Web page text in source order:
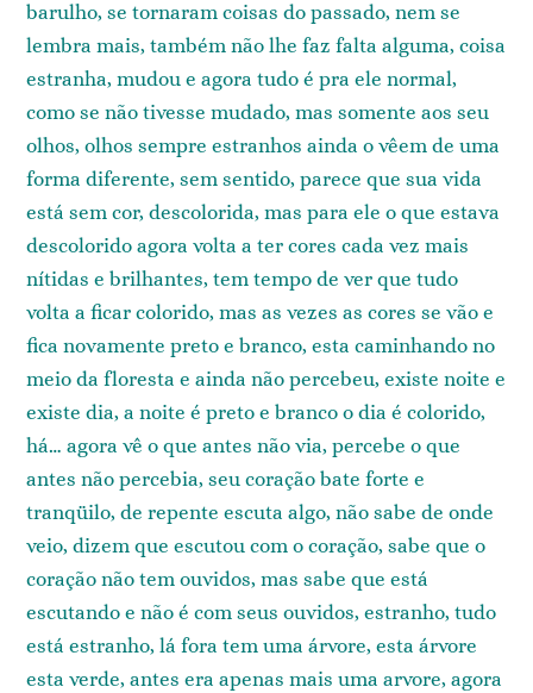
barulho, se tornaram coisas do passado, nem se
lembra mais, também não lhe faz falta alguma, coisa
estranha, mudou e agora tudo é pra ele normal,
como se não tivesse mudado, mas somente aos seu
olhos, olhos sempre estranhos ainda o vêem de uma
forma diferente, sem sentido, parece que sua vida
está sem cor, descolorida, mas para ele o que estava
descolorido agora volta a ter cores cada vez mais
nítidas e brilhantes, tem tempo de ver que tudo
volta a ficar colorido, mas as vezes as cores se vão e
fica novamente preto e branco, esta caminhando no
meio da floresta e ainda não percebeu, existe noite e
existe dia, a noite é preto e branco o dia é colorido,
há… agora vê o que antes não via, percebe o que
antes não percebia, seu coração bate forte e
tranqüilo, de repente escuta algo, não sabe de onde
veio, dizem que escutou com o coração, sabe que o
coração não tem ouvidos, mas sabe que está
escutando e não é com seus ouvidos, estranho, tudo
está estranho, lá fora tem uma árvore, esta árvore
esta verde, antes era apenas mais uma arvore, agora